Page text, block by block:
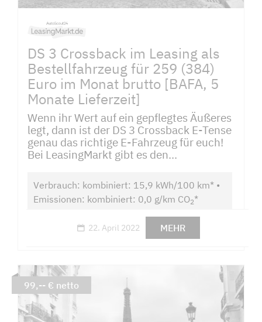
DS 3 Crossback im Leasing als
Bestellfahrzeug für 259 (384)
Euro im Monat brutto [BAFA, 5
Monate Lieferzeit]
Wenn ihr Wert auf ein gepflegtes Äußeres
legt, dann ist der DS 3 Crossback E-Tense
genau das richtige E-Fahrzeug für euch!
Bei LeasingMarkt gibt es den...
Verbrauch: kombiniert: 15,9 kWh/100 km* •
Emissionen: kombiniert: 0,0 g/km CO2*
22. April 2022 MEHR
99,-- € netto